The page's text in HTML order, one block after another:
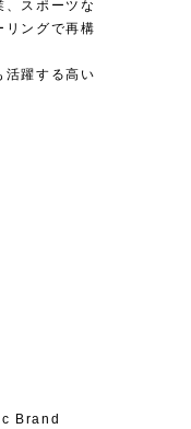
、スポーツな
リングで再構
活躍する高い
Brand